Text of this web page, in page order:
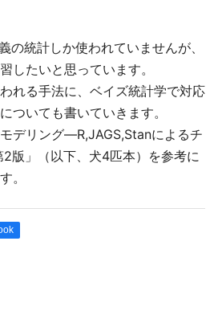
の統計しか使われていませんが、
したいと思っています。
れる手法に、ベイズ統計学で対応
ついても書いていきます。
デリング―R,JAGS,Stanによるチ
版」（以下、犬4匹本）を参考に
。